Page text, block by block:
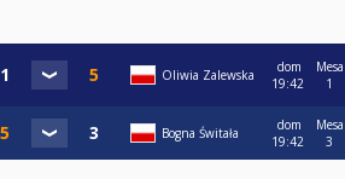
Oliwia Zalewska
dom
19:42
Mesa
1
Bogna Świtała
dom
19:42
Mesa
3